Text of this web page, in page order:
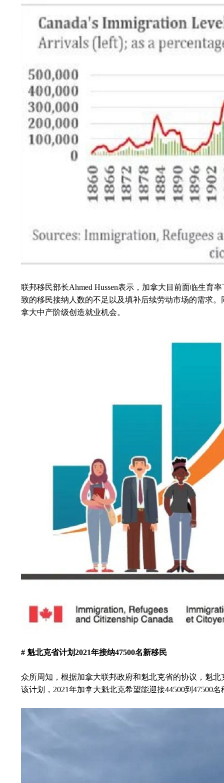
联邦移民部长Ahmed Hussen表示，加拿大目前面临生育
致的移民接纳人数的不足以及填补后续劳动市场的需求
拿大中产阶级创造就业机会。
# 魁北克省计划2021年接纳47500名新移民
众所周知，根据加拿大联邦政府和魁北克省的协议，魁
该计划，2021年加拿大魁北克希望能迎接44500到47500名